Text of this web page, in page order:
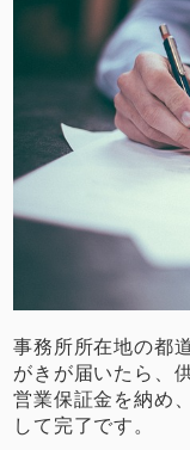
事務所所在地の都
がきが届いたら、
営業保証金を納め
して完了です。